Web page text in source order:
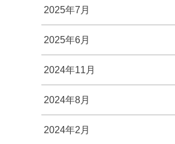
2025年7月
2025年6月
2024年11月
2024年8月
2024年2月